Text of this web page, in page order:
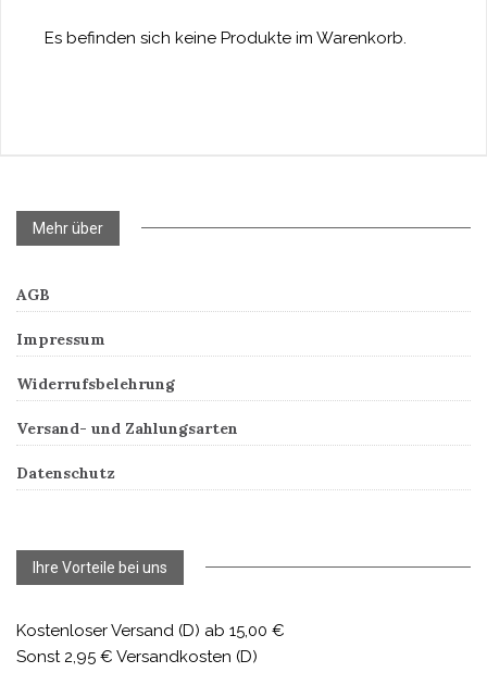
Es befinden sich keine Produkte im Warenkorb.
Mehr über
AGB
Impressum
Widerrufsbelehrung
Versand- und Zahlungsarten
Datenschutz
Ihre Vorteile bei uns
Kostenloser Versand (D) ab 15,00 €
Sonst 2,95 € Versandkosten (D)